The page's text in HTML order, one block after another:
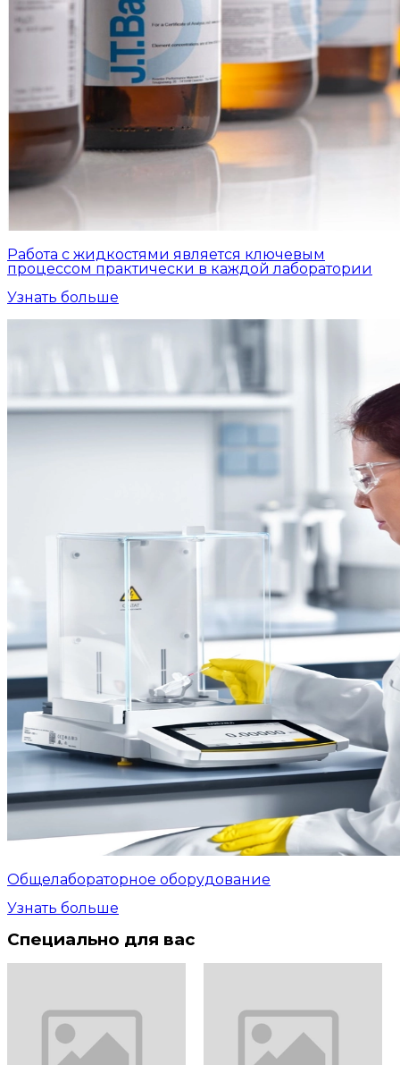
Работа с жидкостями является ключевым
процессом практически в каждой лаборатории
Узнать больше
Общелабораторное оборудование
Узнать больше
Специально для вас